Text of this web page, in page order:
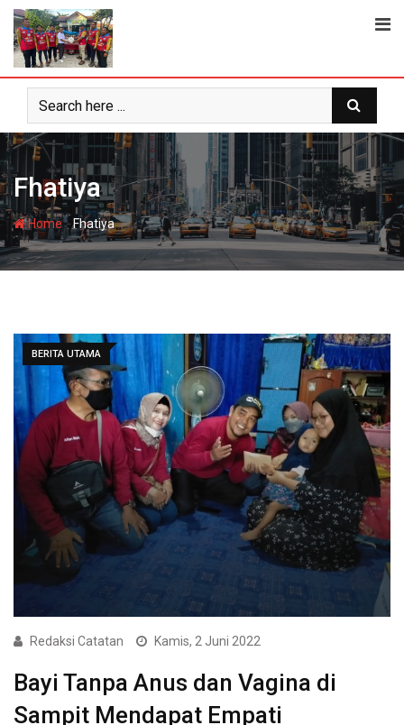
Skip
content
Fhatiya
Home-Fhatiya
BERITA UTAMA
Redaksi Catatan Kamis, 2 Juni 2022
Bayi Tanpa Anus dan Vagina di
Sampit Mendapat Empati